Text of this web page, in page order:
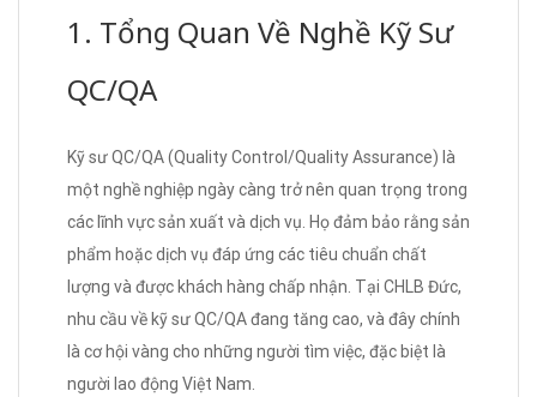
1. Tổng Quan Về Nghề Kỹ Sư
QC/QA
Kỹ sư QC/QA (Quality Control/Quality Assurance) là
một nghề nghiệp ngày càng trở nên quan trọng trong
các lĩnh vực sản xuất và dịch vụ. Họ đảm bảo rằng sản
phẩm hoặc dịch vụ đáp ứng các tiêu chuẩn chất
lượng và được khách hàng chấp nhận. Tại CHLB Đức,
nhu cầu về kỹ sư QC/QA đang tăng cao, và đây chính
là cơ hội vàng cho những người tìm việc, đặc biệt là
người lao động Việt Nam.